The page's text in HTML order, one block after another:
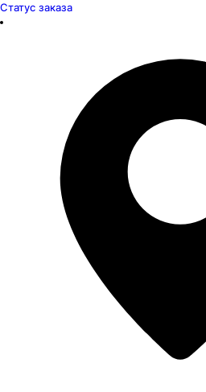
Статус заказа